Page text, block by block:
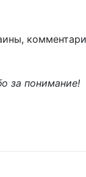
за понимание!